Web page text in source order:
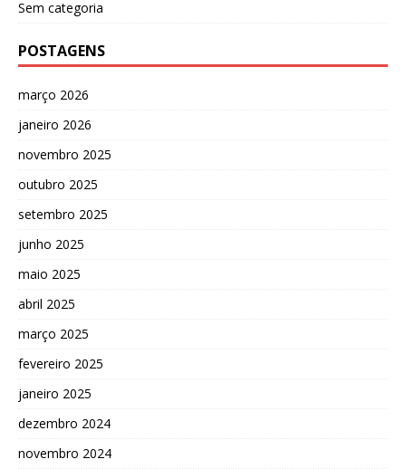
Sem categoria
POSTAGENS
março 2026
janeiro 2026
novembro 2025
outubro 2025
setembro 2025
junho 2025
maio 2025
abril 2025
março 2025
fevereiro 2025
janeiro 2025
dezembro 2024
novembro 2024